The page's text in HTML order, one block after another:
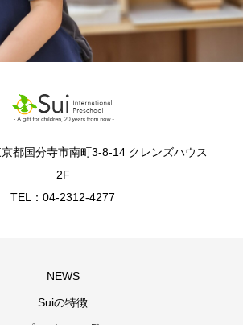
都国分寺市南町3-8-14 クレンズハウス
2F
TEL：04-2312-4277
NEWS
Suiの特徴